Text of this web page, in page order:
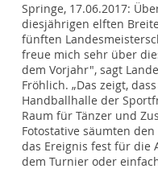
Springe, 17.06.2017:
diesjährigen elften
fünften
freue mich sehr über
dem Vorjahr", sagt
Fröhlich. „Das zeigt,
Handballhalle der
Raum für Tänzer und
Fotostative säumten
das Ereignis fest für die
dem Turnier oder